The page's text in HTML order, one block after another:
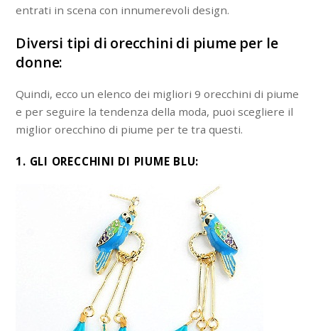
entrati in scena con innumerevoli design.
Diversi tipi di orecchini di piume per le
donne:
Quindi, ecco un elenco dei migliori 9 orecchini di piume
e per seguire la tendenza della moda, puoi scegliere il
miglior orecchino di piume per te tra questi.
1. GLI ORECCHINI DI PIUME BLU: